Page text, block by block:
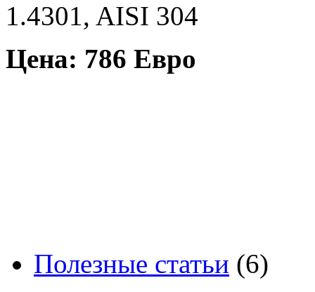
1.4301, AISI 304
Цена: 786 Евро
Полезные статьи (6)